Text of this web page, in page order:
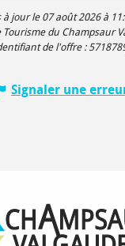
à jour le 07 août 2026 à
Tourisme du Champsaur
de l'offre :
Signaler une